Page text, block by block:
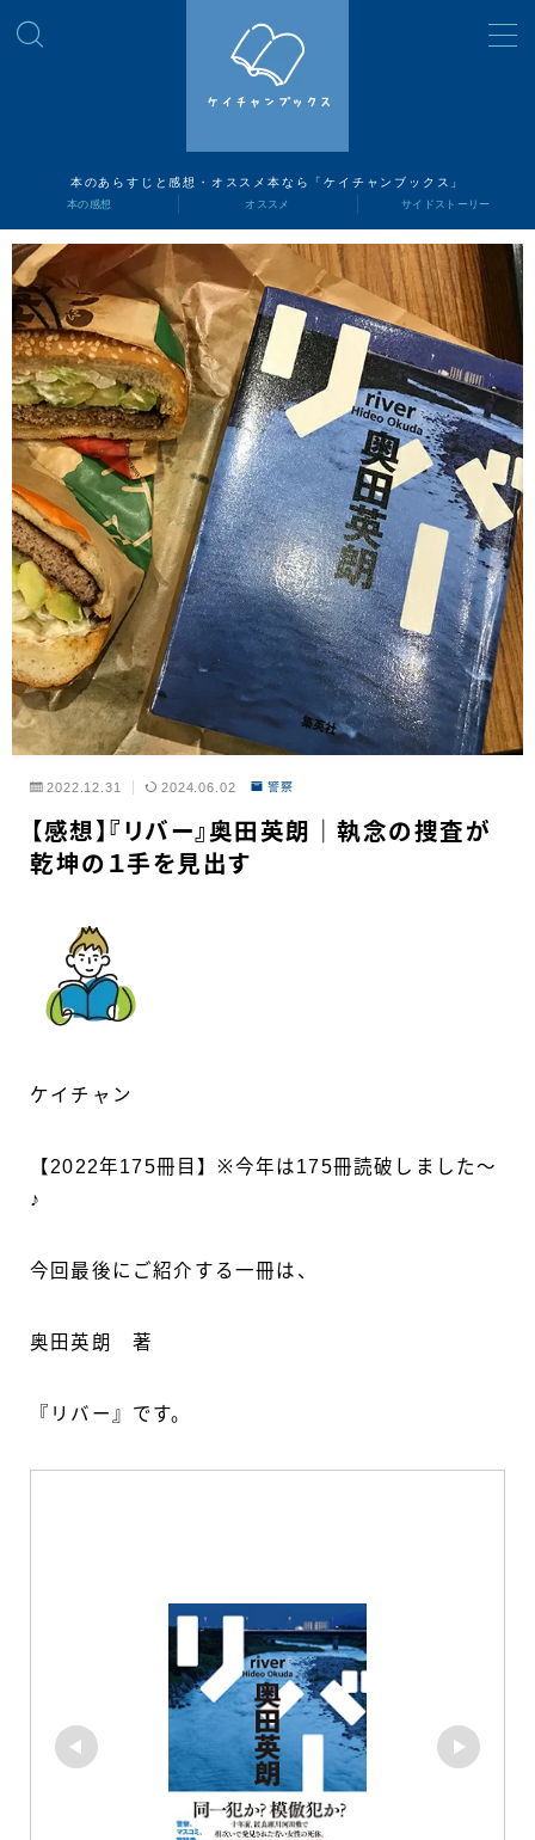
本のあらすじと感想・オススメ本なら「ケイチャンブックス」
本の感想
オススメ
サイドストーリー
本の感想 オススメ サイドストーリー
2022.12.31 2024.06.02 警察
【感想】『リバー』奥田英朗｜執念の捜査が
乾坤の１手を見出す
ケイチャン
【2022年175冊目】※今年は175冊読破しました～
♪
今回最後にご紹介する一冊は、
奥田英朗 著
『リバー』です。